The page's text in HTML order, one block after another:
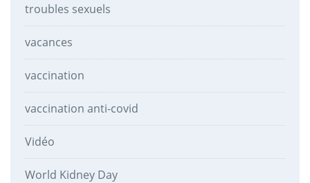
troubles sexuels
vacances
vaccination
vaccination anti-covid
Vidéo
World Kidney Day